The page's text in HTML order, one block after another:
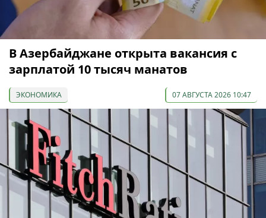
В Азербайджане открыта вакансия с
зарплатой 10 тысяч манатов
ЭКОНОМИКА 07 АВГУСТА 2026 10:47